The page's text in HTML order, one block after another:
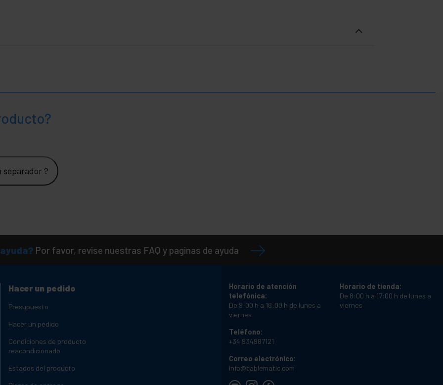
separador ?
Por favor, revise nuestras FAQ y paginas de ayuda
Hacer un pedido
Presupuesto
Hacer un pedido
Condiciones de producto
reacondicionado
Estados del producto
Horario de atención
telefónica:
De 9:00 h a 18:00 h de lunes a
viernes
Teléfono:
+34 934987121
Correo electrónico:
info@cablematic.com
Horario de tienda:
De 8:00 h a 17:00 h de lunes a
viernes